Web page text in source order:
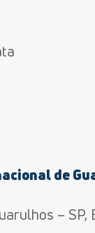
de
–